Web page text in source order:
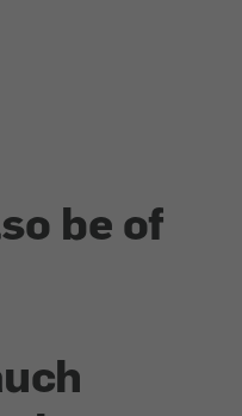
be of